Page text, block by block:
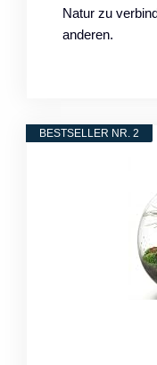
Natur zu
anderen.
BESTSELLER NR. 2